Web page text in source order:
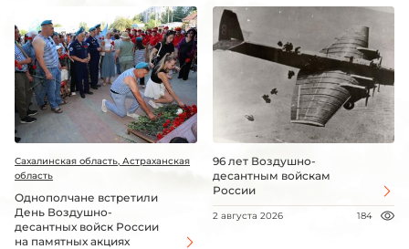
Сахалинская область, Астраханская
область
Однополчане встретили
День Воздушно-
десантных войск России
на памятных акциях
96 лет Воздушно-
десантным войскам
России
2 августа 2026 184